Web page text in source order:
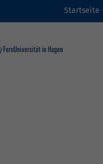
Startseite